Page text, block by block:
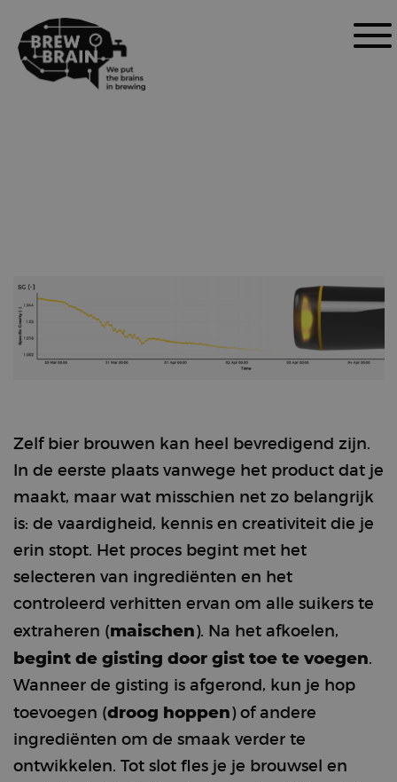
Zelf bier brouwen kan heel bevredigend zijn.
In de eerste plaats vanwege het product dat je
maakt, maar wat misschien net zo belangrijk
is: de vaardigheid, kennis en creativiteit die je
erin stopt. Het proces begint met het
selecteren van ingrediënten en het
controleerd verhitten ervan om alle suikers te
extraheren (maischen ). Na het afkoelen,
begint de gisting door gist toe te voegen.
Wanneer de gisting is afgerond, kun je hop
toevoegen (droog hoppen ) of andere
ingrediënten om de smaak verder te
ontwikkelen. Tot slot fles je je brouwsel en